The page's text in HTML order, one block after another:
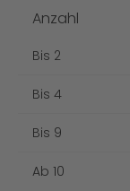
Anzahl
Bis 2
Bis 4
Bis 9
Ab 10